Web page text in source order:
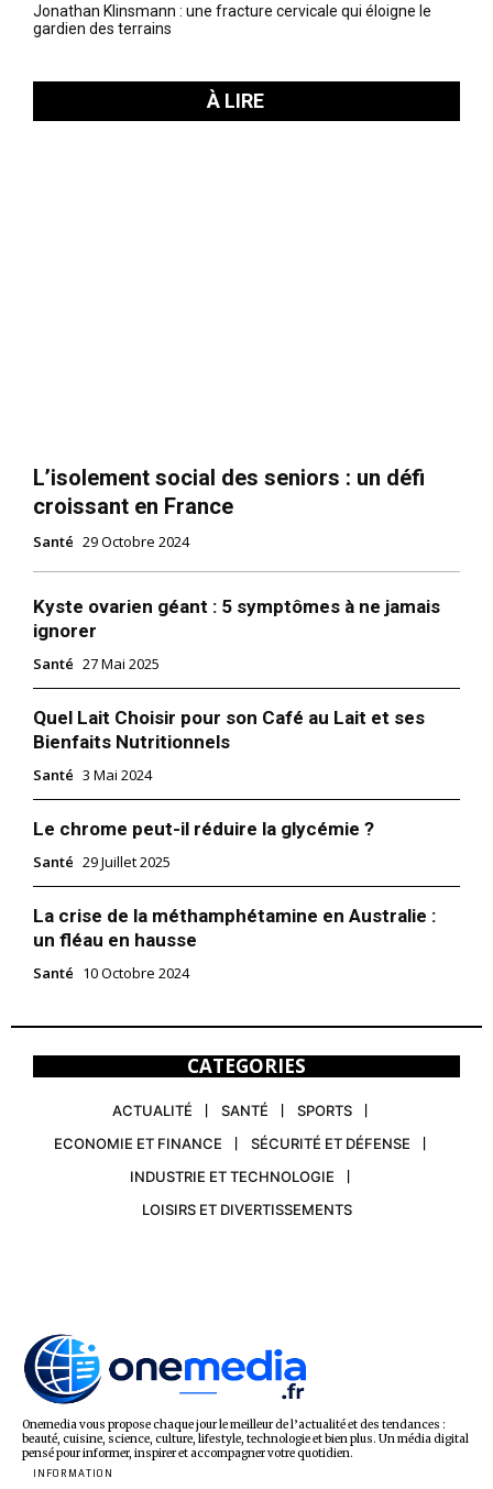
Jonathan Klinsmann : une fracture cervicale qui éloigne le
gardien des terrains
À LIRE
L’isolement social des seniors : un défi
croissant en France
Santé 29 Octobre 2024
Kyste ovarien géant : 5 symptômes à ne jamais
ignorer
Santé 27 Mai 2025
Quel Lait Choisir pour son Café au Lait et ses
Bienfaits Nutritionnels
Santé 3 Mai 2024
Le chrome peut-il réduire la glycémie ?
Santé 29 Juillet 2025
La crise de la méthamphétamine en Australie :
un fléau en hausse
Santé 10 Octobre 2024
CATEGORIES
ACTUALITÉ SANTÉ
SPORTS
ECONOMIE ET FINANCE
SÉCURITÉ ET DÉFENSE
INDUSTRIE ET TECHNOLOGIE
LOISIRS ET DIVERTISSEMENTS
Onemedia vous propose chaque jour le meilleur de l’actualité et des tendances :
beauté, cuisine, science, culture, lifestyle, technologie et bien plus. Un média digital
pensé pour informer, inspirer et accompagner votre quotidien.
INFORMATION